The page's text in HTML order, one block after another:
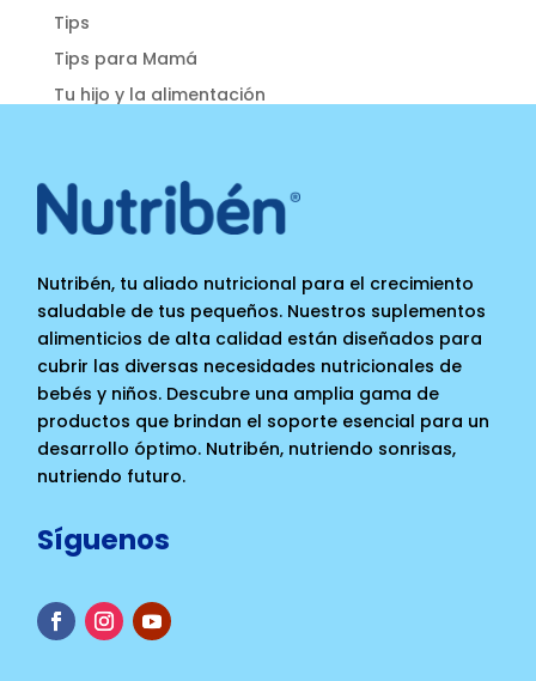
Tips
Tips para Mamá
Tu hijo y la alimentación
Nutribén, tu aliado nutricional para el crecimiento
saludable de tus pequeños. Nuestros suplementos
alimenticios de alta calidad están diseñados para
cubrir las diversas necesidades nutricionales de
bebés y niños. Descubre una amplia gama de
productos que brindan el soporte esencial para un
desarrollo óptimo. Nutribén, nutriendo sonrisas,
nutriendo futuro.
Síguenos